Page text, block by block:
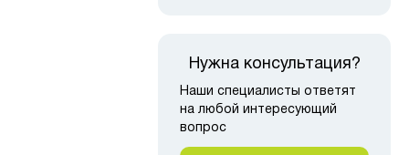
Нужна консультация?
Наши специалисты ответят
на любой интересующий
вопрос